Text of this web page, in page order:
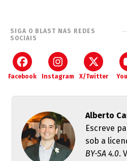
SIGA O BLAST NAS REDES
SOCIAIS
Facebook Instagram X/Twitter
Alberto
Escreve
sob a
BY-SA 4.0.